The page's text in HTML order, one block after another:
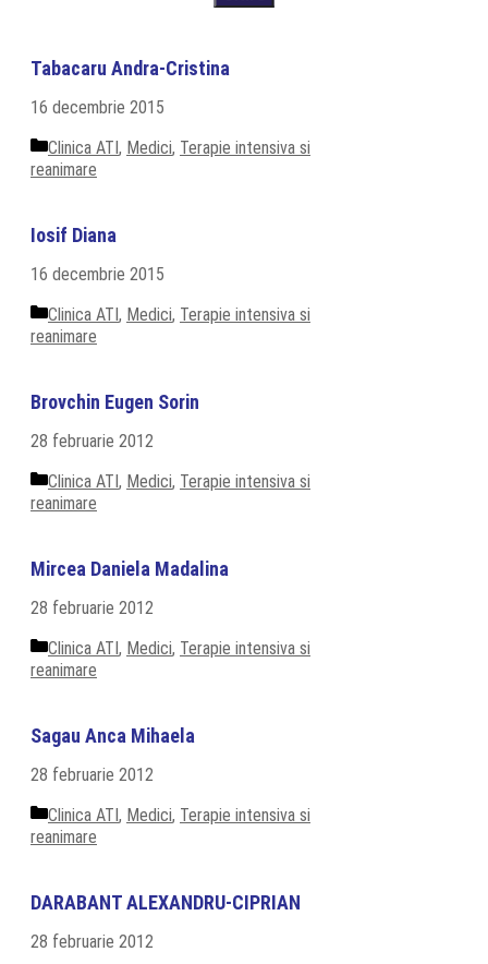
Tabacaru Andra-Cristina
16 decembrie 2015
Categorii
Clinica ATI, Medici, Terapie intensiva si
reanimare
Iosif Diana
16 decembrie 2015
Categorii
Clinica ATI, Medici, Terapie intensiva si
reanimare
Brovchin Eugen Sorin
28 februarie 2012
Categorii
Clinica ATI, Medici, Terapie intensiva si
reanimare
Mircea Daniela Madalina
28 februarie 2012
Categorii
Clinica ATI, Medici, Terapie intensiva si
reanimare
Sagau Anca Mihaela
28 februarie 2012
Categorii
Clinica ATI, Medici, Terapie intensiva si
reanimare
DARABANT ALEXANDRU-CIPRIAN
28 februarie 2012